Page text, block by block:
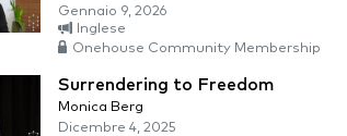
Gennaio 9, 2026
Inglese
Onehouse Community Membership
Surrendering to Freedom
Monica Berg
Dicembre 4, 2025